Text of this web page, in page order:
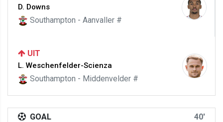
D. Downs
Southampton - Aanvaller #
UIT
L. Weschenfelder-Scienza
Southampton - Middenvelder #
GOAL 40'